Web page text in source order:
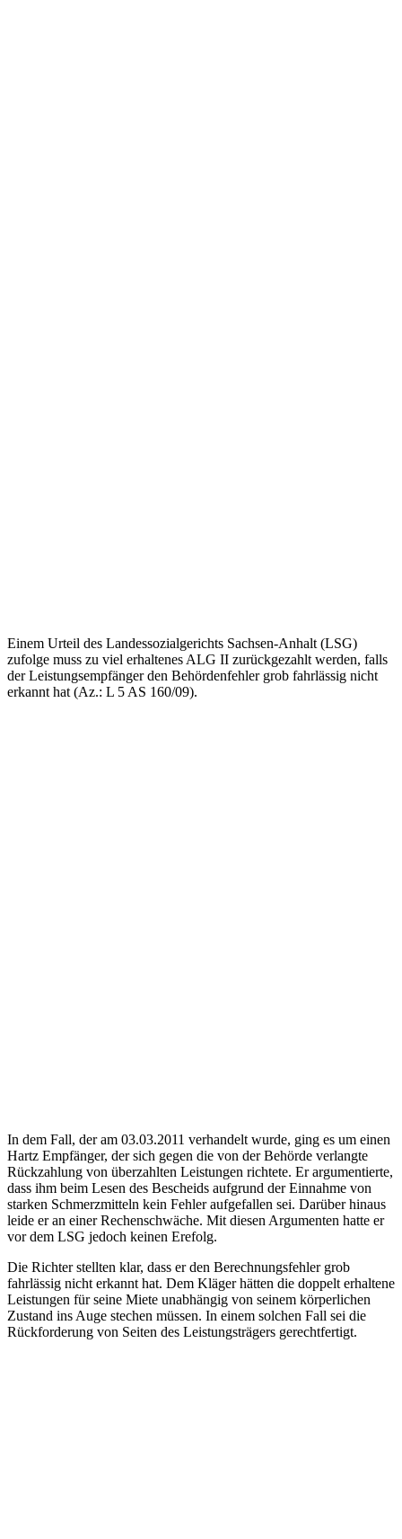
Einem Urteil des Landessozialgerichts Sachsen-Anhalt (LSG)
zufolge muss zu viel erhaltenes ALG II zurückgezahlt werden, falls
der Leistungsempfänger den Behördenfehler grob fahrlässig nicht
erkannt hat (Az.: L 5 AS 160/09).
In dem Fall, der am 03.03.2011 verhandelt wurde, ging es um einen
Hartz Empfänger, der sich gegen die von der Behörde verlangte
Rückzahlung von überzahlten Leistungen richtete. Er argumentierte,
dass ihm beim Lesen des Bescheids aufgrund der Einnahme von
starken Schmerzmitteln kein Fehler aufgefallen sei. Darüber hinaus
leide er an einer Rechenschwäche. Mit diesen Argumenten hatte er
vor dem LSG jedoch keinen Erefolg.
Die Richter stellten klar, dass er den Berechnungsfehler grob
fahrlässig nicht erkannt hat. Dem Kläger hätten die doppelt erhaltene
Leistungen für seine Miete unabhängig von seinem körperlichen
Zustand ins Auge stechen müssen. In einem solchen Fall sei die
Rückforderung von Seiten des Leistungsträgers gerechtfertigt.